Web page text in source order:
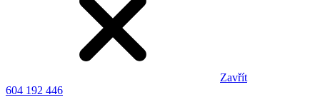
Zavřít
604 192 446